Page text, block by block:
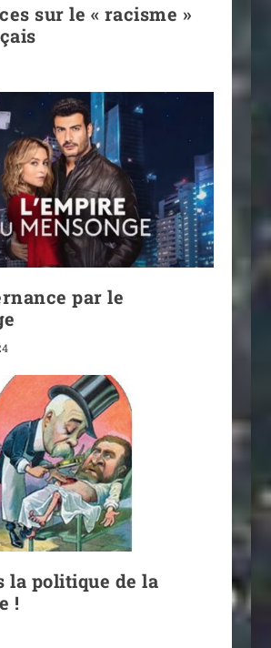
sur le « racisme »
par le
la politique de la
!